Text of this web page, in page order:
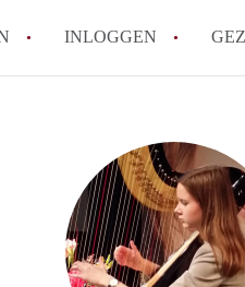
INLOGGEN
How to
Wat is
Hoeveel kost
Wat is de
Berekent